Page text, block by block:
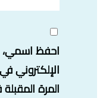
احفظ اسمي،
الإلكتروني
المرة